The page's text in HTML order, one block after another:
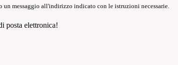
un messaggio all'indirizzo indicato con le istruzioni necessarie.
posta elettronica!